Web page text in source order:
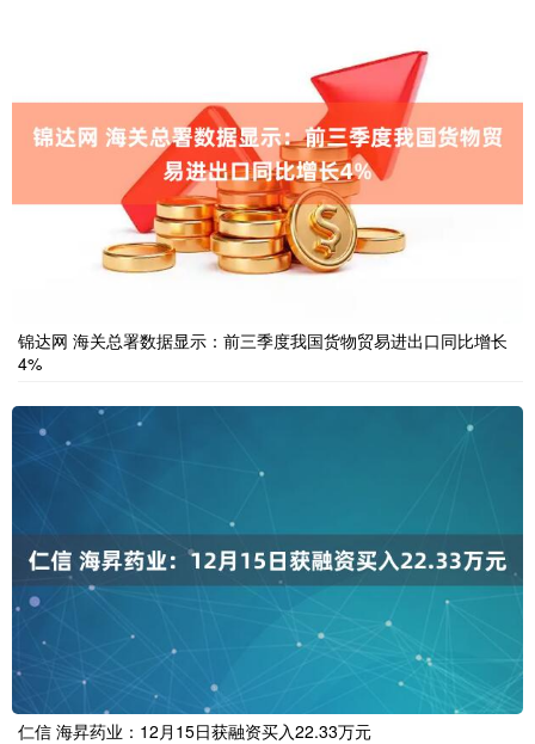
锦达网 海关总署数据显示：前三季度我国货物贸易进出口同比增长
4%
仁信 海昇药业：12月15日获融资买入22.33万元